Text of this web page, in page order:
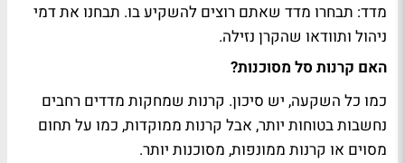
מדד: תבחרו מדד שאתם רוצים להשקיע בו. תבחנו את דמי
ניהול ותוודאו שהקרן נזילה.
האם קרנות סל מסוכנות?
כמו כל השקעה, יש סיכון. קרנות שמחקות מדדים רחבים
נחשבות בטוחות יותר, אבל קרנות ממוקדות, כמו על תחום
מסוים או קרנות ממונפות, מסוכנות יותר.